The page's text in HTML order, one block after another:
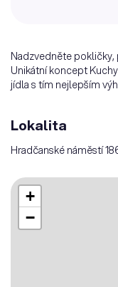
Nadzvedněte pokličky,
Unikátní koncept
jídla s tím nejlepším
Lokalita
Hradčanské náměstí
+
−